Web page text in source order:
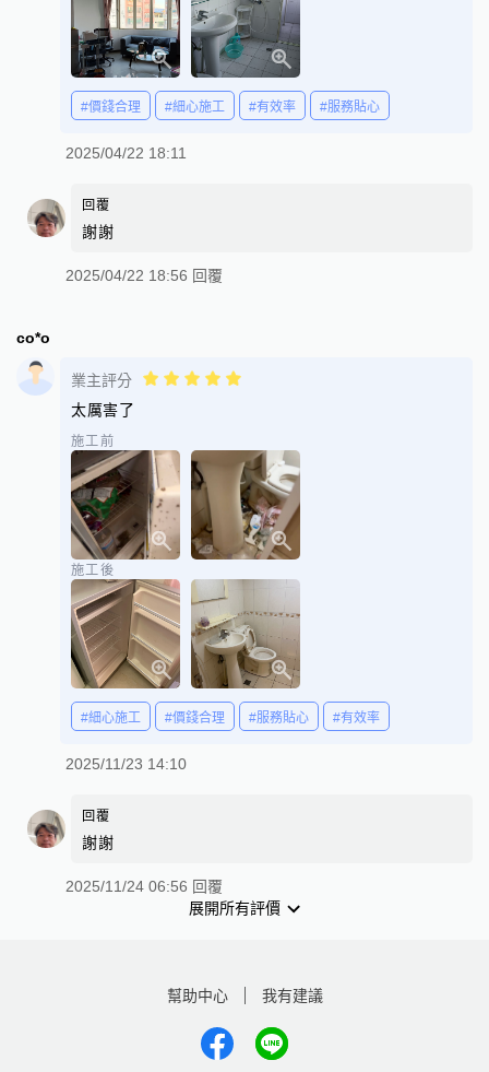
#價錢合理 #細心施工 #有效率 #服務貼心
2025/04/22 18:11
回覆
謝謝
2025/04/22 18:56 回覆
co*o
業主評分
太厲害了
施工前
施工後
#細心施工 #價錢合理 #服務貼心 #有效率
2025/11/23 14:10
回覆
謝謝
2025/11/24 06:56 回覆
展開所有評價
幫助中心 我有建議